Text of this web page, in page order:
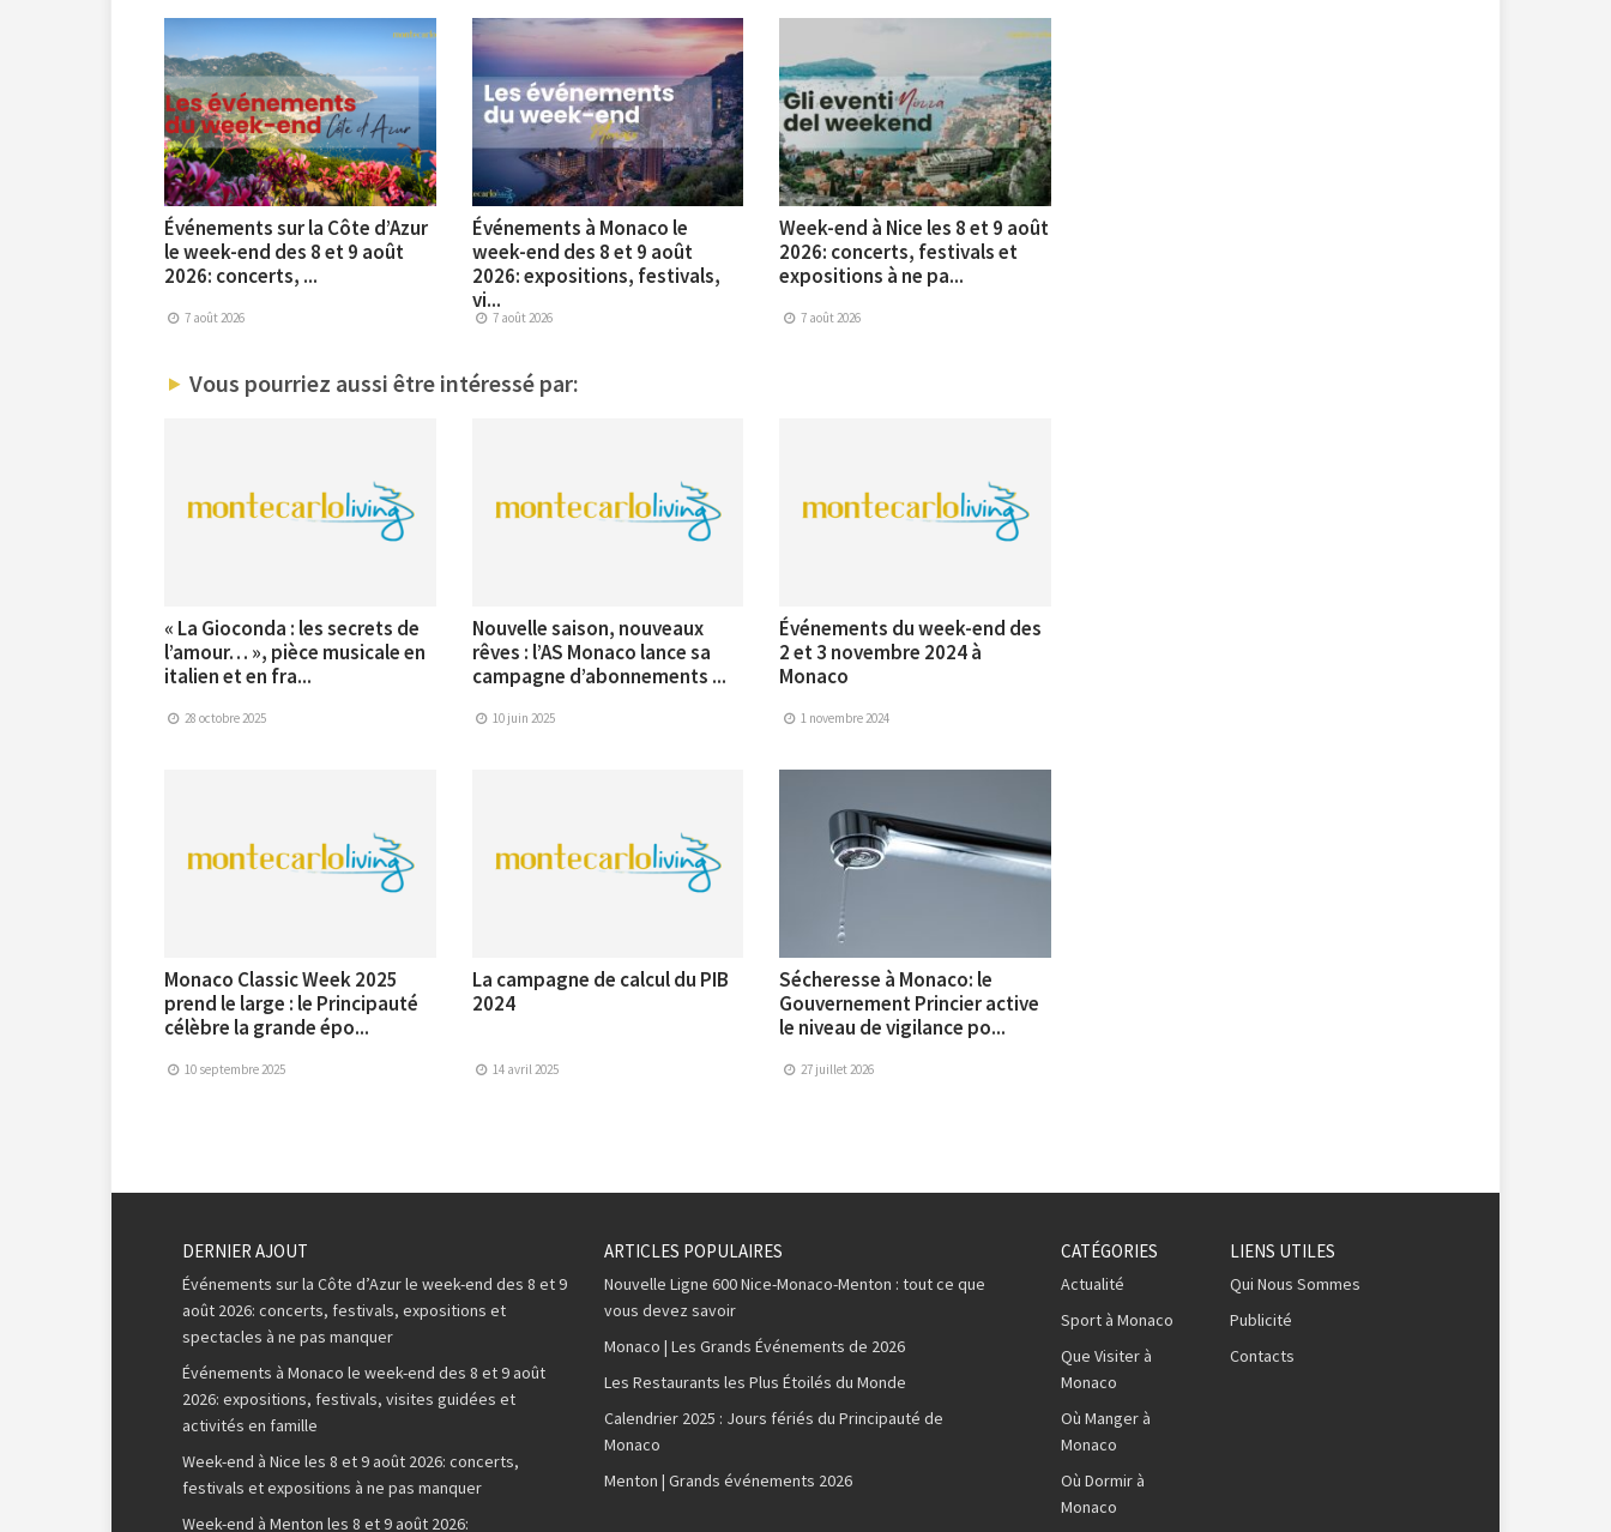
Événements sur la Côte d’Azur
le week-end des 8 et 9 août
2026: concerts, ...
7 août 2026
Événements à Monaco le
week-end des 8 et 9 août
2026: expositions, festivals,
vi...
7 août 2026
Week-end à Nice les 8 et 9 août
2026: concerts, festivals et
expositions à ne pa...
7 août 2026
Vous pourriez aussi être intéressé par:
« La Gioconda : les secrets de
l’amour… », pièce musicale en
italien et en fra...
28 octobre 2025
Nouvelle saison, nouveaux
rêves : l’AS Monaco lance sa
campagne d’abonnements ...
10 juin 2025
Événements du week-end des
2 et 3 novembre 2024 à
Monaco
1 novembre 2024
Monaco Classic Week 2025
prend le large : le Principauté
célèbre la grande épo...
10 septembre 2025
La campagne de calcul du PIB
2024
14 avril 2025
Sécheresse à Monaco: le
Gouvernement Princier active
le niveau de vigilance po...
27 juillet 2026
DERNIER AJOUT
Événements sur la Côte d’Azur le week-end des 8 et 9
août 2026: concerts, festivals, expositions et
spectacles à ne pas manquer
Événements à Monaco le week-end des 8 et 9 août
2026: expositions, festivals, visites guidées et
activités en famille
Week-end à Nice les 8 et 9 août 2026: concerts,
festivals et expositions à ne pas manquer
Week-end à Menton les 8 et 9 août 2026:
ARTICLES POPULAIRES
Nouvelle Ligne 600 Nice-Monaco-Menton : tout ce que
vous devez savoir
Monaco | Les Grands Événements de 2026
Les Restaurants les Plus Étoilés du Monde
Calendrier 2025 : Jours fériés du Principauté de
Monaco
Menton | Grands événements 2026
CATÉGORIES
Actualité
Sport à Monaco
Que Visiter à
Monaco
Où Manger à
Monaco
Où Dormir à
Monaco
LIENS UTILES
Qui Nous Sommes
Publicité
Contacts